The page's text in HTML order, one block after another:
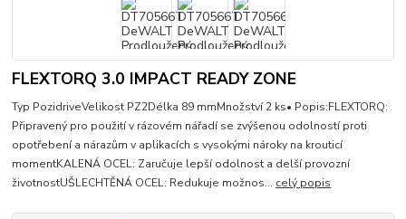
FLEXTORQ 3.0 IMPACT READY ZONE
Typ PozidriveVelikost PZ2Délka 89 mmMnožství 2 ks• Popis:FLEXTORQ:
Připravený pro použití v rázovém nářadí se zvýšenou odolností proti
opotřebení a nárazům v aplikacích s vysokými nároky na krouticí
momentKALENÁ OCEL: Zaručuje lepší odolnost a delší provozní
životnostUŠLECHTĚNÁ OCEL: Redukuje možnos... celý popis